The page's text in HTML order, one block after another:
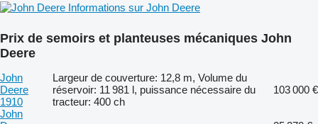
Informations sur John Deere
Prix de semoirs et planteuses mécaniques John
Deere
John
Deere
1910
Largeur de couverture: 12,8 m, Volume du
réservoir: 11 981 l, puissance nécessaire du
tracteur: 400 ch
103 000 €
John